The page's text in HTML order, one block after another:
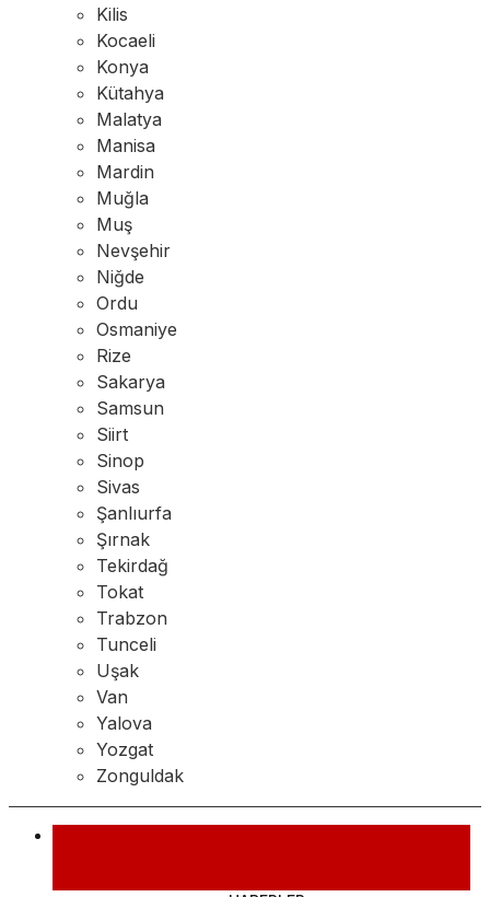
Kilis
Kocaeli
Konya
Kütahya
Malatya
Manisa
Mardin
Muğla
Muş
Nevşehir
Niğde
Ordu
Osmaniye
Rize
Sakarya
Samsun
Siirt
Sinop
Sivas
Şanlıurfa
Şırnak
Tekirdağ
Tokat
Trabzon
Tunceli
Uşak
Van
Yalova
Yozgat
Zonguldak